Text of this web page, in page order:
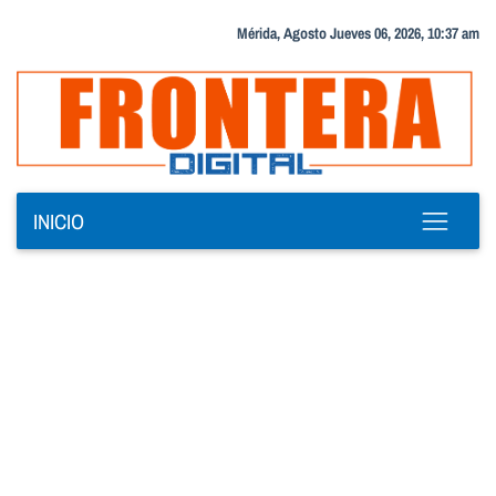
Mérida, Agosto Jueves 06, 2026, 10:37 am
INICIO